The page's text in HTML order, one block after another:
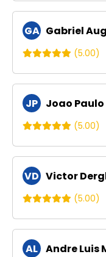
GA Gabriel
(5.00)
JP Joao
(5.00)
VD Victor
(5.00)
AL Andre Luis